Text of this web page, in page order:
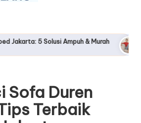
Ampuh & Murah Jasa Cuci
2026-05-21
Sofa Duren
Terbaik